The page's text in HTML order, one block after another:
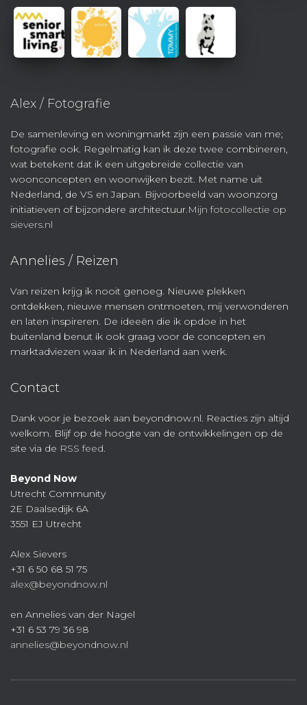
Alex / Fotografie
De samenleving en woningmarkt zijn een passie van me;
fotografie ook. Regelmatig kan ik deze twee combineren,
wat betekent dat ik een uitgebreide collectie van
woonconcepten en woonwijken bezit. Met name uit
Nederland, de VS en Japan. Bijvoorbeeld van woonzorg
initiatieven of bijzondere architectuur.Mijn fotocollectie op
sievers.nl
Annelies / Reizen
Van reizen krijg ik nooit genoeg. Nieuwe plekken
ontdekken, nieuwe mensen ontmoeten, mij verwonderen
en laten inspireren. De ideeën die ik opdoe in het
buitenland benut ik ook graag voor de concepten en
marktadviezen waar ik in Nederland aan werk.
Contact
Dank voor je bezoek aan beyondnow.nl. Reacties zijn altijd
welkom. Blijf op de hoogte van de ontwikkelingen op de
site via de RSS feed.
Beyond Now
Utrecht Community
2E Daalsedijk 6A
3551 EJ Utrecht
Alex Sievers
+31 6 50 68 51 75
alex@beyondnow.nl
en Annelies van der Nagel
+31 6 53 79 36 98
annelies@beyondnow.nl